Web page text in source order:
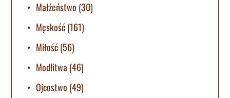
Małżeństwo (30)
Męskość(161)
Miłość(56)
Modlitwa (46)
Ojcostwo (49)